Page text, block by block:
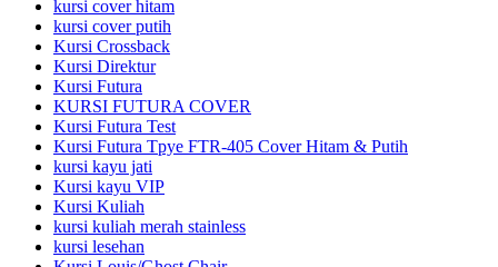
kursi cover hitam
kursi cover putih
Kursi Crossback
Kursi Direktur
Kursi Futura
KURSI FUTURA COVER
Kursi Futura Test
Kursi Futura Tpye FTR-405 Cover Hitam & Putih
kursi kayu jati
Kursi kayu VIP
Kursi Kuliah
kursi kuliah merah stainless
kursi lesehan